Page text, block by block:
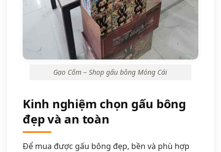
Gạo Cốm – Shop gấu bông Móng Cái
Kinh nghiệm chọn gấu bông
đẹp và an toàn
Để mua được gấu bông đẹp, bền và phù hợp